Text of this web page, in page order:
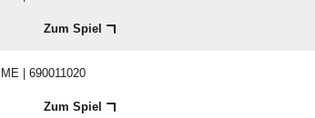
Zum Spiel
ME | 690011020
Zum Spiel